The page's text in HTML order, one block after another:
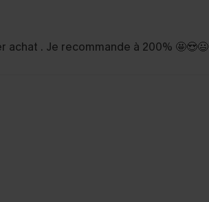
. Je recommande à 200% 🤩😍😃